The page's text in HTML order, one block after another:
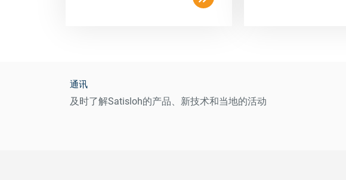
通讯
及时了解Satisloh的产品、新技术和当地的活动